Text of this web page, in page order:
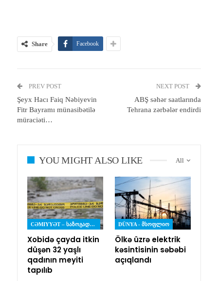
Share Facebook
PREV POST
Şeyx Hacı Faiq Nəbiyevin
Fitr Bayramı münasibətilə
müraciəti…
NEXT POST
ABŞ səhər saatlarında
Tehrana zərbələr endirdi
All
YOU MIGHT ALSO LIKE
CƏMIYYƏT – ᲡᲐᲖᲝᲒᲐᲓᲝᲔᲑᲐ
Xobidə çayda itkin
düşən 32 yaşlı
qadının meyiti
tapılıb
DÜNYA - ᲛᲡᲝᲤᲚᲘᲝ
Ölkə üzrə elektrik
kəsintisinin səbəbi
açıqlandı